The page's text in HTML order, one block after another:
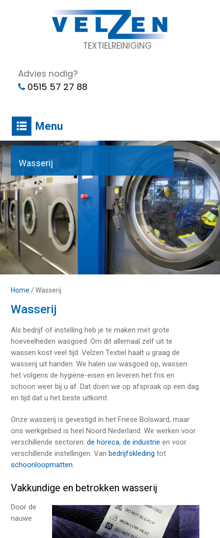
TEXTIELREINIGING
Advies nodig?
0515 57 27 88
Menu
Wasserij
Home /Wasserij
Wasserij
Als bedrijf of instelling heb je te maken met grote
hoeveelheden wasgoed. Om dit allemaal zelf uit te
wassen kost veel tijd. Velzen Textiel haalt u graag de
wasserij uit handen. We halen uw wasgoed op, wassen
het volgens de hygiëne-eisen en leveren het fris en
schoon weer bij u af. Dat doen we op afspraak op een dag
en tijd dat u het beste uitkomt.
Onze wasserij is gevestigd in het Friese Bolsward, maar
ons werkgebied is heel Noord Nederland. We werken voor
verschillende sectoren:de horeca,de industrie en voor
verschillende instellingen. Van bedrijfskleding tot
schoonloopmatten.
Vakkundige en betrokken wasserij
Door de
nauwe